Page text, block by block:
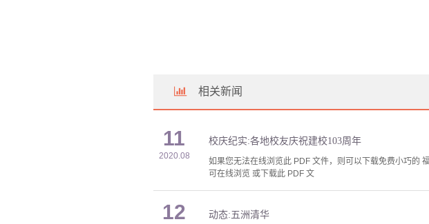
相关新闻
11
2020.08
校庆纪实:各地校友庆祝建校103周年
如果您无法在线浏览此 PDF 文件，则可以下载免费小巧的
可在线浏览 或下载此 PDF 文
12 动态:五洲清华